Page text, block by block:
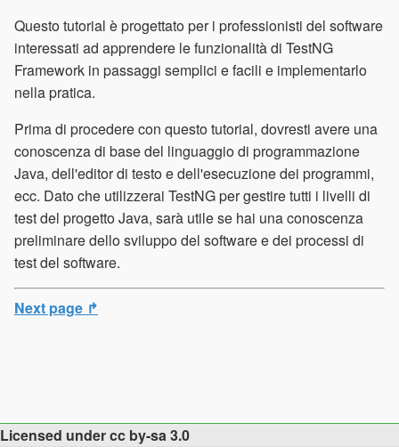
Questo tutorial è progettato per i professionisti del software
interessati ad apprendere le funzionalità di TestNG
Framework in passaggi semplici e facili e implementarlo
nella pratica.
Prima di procedere con questo tutorial, dovresti avere una
conoscenza di base del linguaggio di programmazione
Java, dell'editor di testo e dell'esecuzione dei programmi,
ecc. Dato che utilizzerai TestNG per gestire tutti i livelli di
test del progetto Java, sarà utile se hai una conoscenza
preliminare dello sviluppo del software e dei processi di
test del software.
Next page ↱
Licensed under cc by-sa 3.0